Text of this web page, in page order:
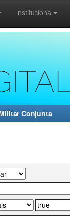
Institucional
Conjunta